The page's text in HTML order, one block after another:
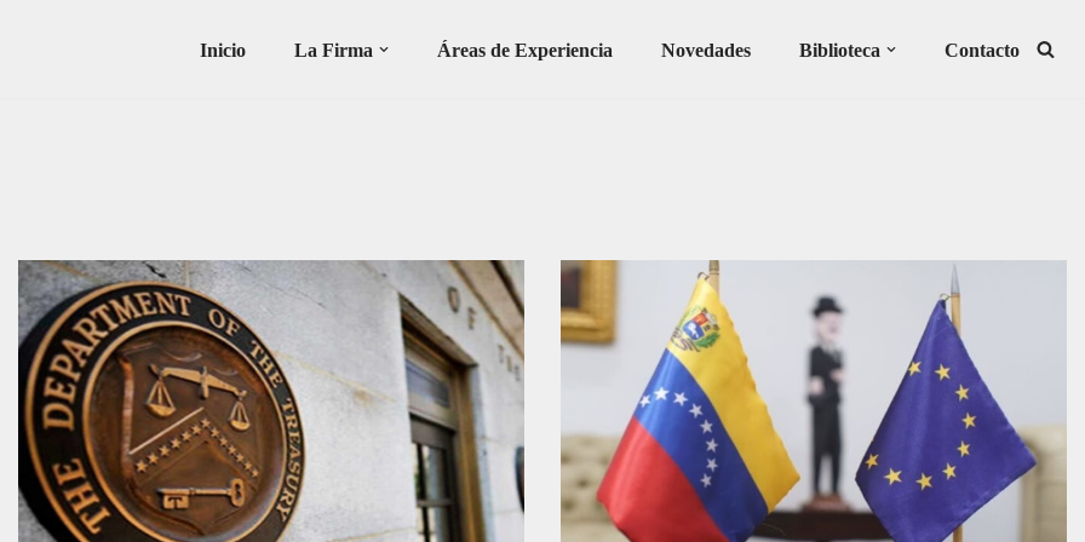
Inicio La Firma Áreas de Experiencia Novedades Biblioteca Contacto